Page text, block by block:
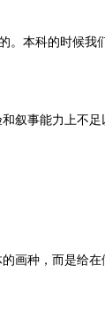
本科的时候我
叙事能力上不
画种，而是给